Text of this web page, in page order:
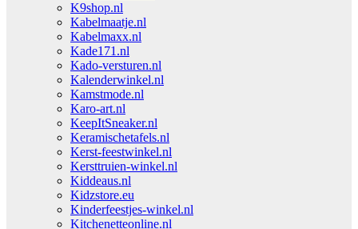
K9shop.nl
Kabelmaatje.nl
Kabelmaxx.nl
Kade171.nl
Kado-versturen.nl
Kalenderwinkel.nl
Kamstmode.nl
Karo-art.nl
KeepItSneaker.nl
Keramischetafels.nl
Kerst-feestwinkel.nl
Kersttruien-winkel.nl
Kiddeaus.nl
Kidzstore.eu
Kinderfeestjes-winkel.nl
Kitchenetteonline.nl